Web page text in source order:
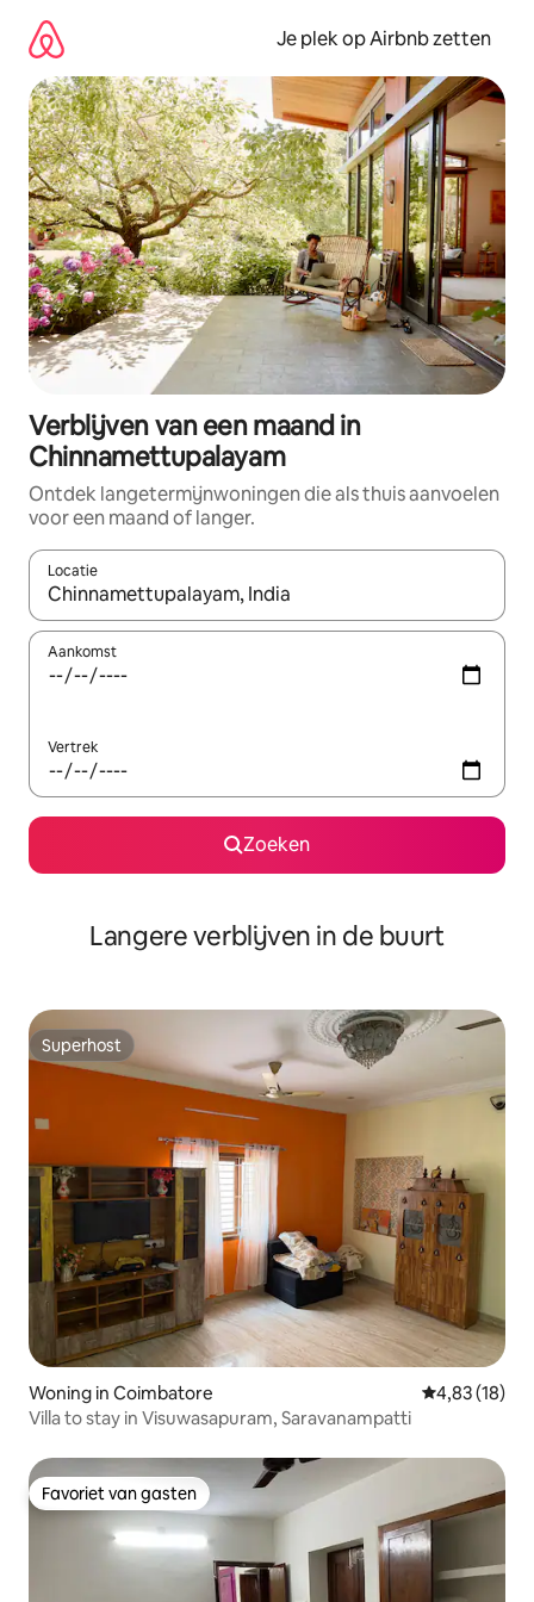
direct
naar
inhoud
Je plek op Airbnb zetten
Verblijven van een maand in
Chinnamettupalayam
Ontdek langetermijnwoningen die als thuis aanvoelen
voor een maand of langer.
Locatie
Wanneer er resultaten beschikbaar zijn, maak je een keuze
Aankomst
Vertrek
Zoeken
Langere verblijven in de buurt
Superhost
Superhost
Woning in Coimbatore Gemiddelde
4,83 (18)
Villa to stay in Visuwasapuram, Saravanampatti
Favoriet van gasten
Favoriet van gasten